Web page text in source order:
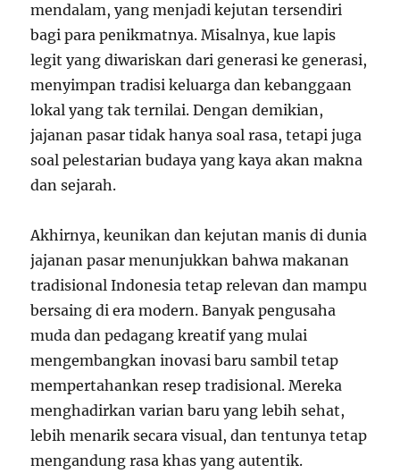
mendalam, yang menjadi kejutan tersendiri
bagi para penikmatnya. Misalnya, kue lapis
legit yang diwariskan dari generasi ke generasi,
menyimpan tradisi keluarga dan kebanggaan
lokal yang tak ternilai. Dengan demikian,
jajanan pasar tidak hanya soal rasa, tetapi juga
soal pelestarian budaya yang kaya akan makna
dan sejarah.
Akhirnya, keunikan dan kejutan manis di dunia
jajanan pasar menunjukkan bahwa makanan
tradisional Indonesia tetap relevan dan mampu
bersaing di era modern. Banyak pengusaha
muda dan pedagang kreatif yang mulai
mengembangkan inovasi baru sambil tetap
mempertahankan resep tradisional. Mereka
menghadirkan varian baru yang lebih sehat,
lebih menarik secara visual, dan tentunya tetap
mengandung rasa khas yang autentik.